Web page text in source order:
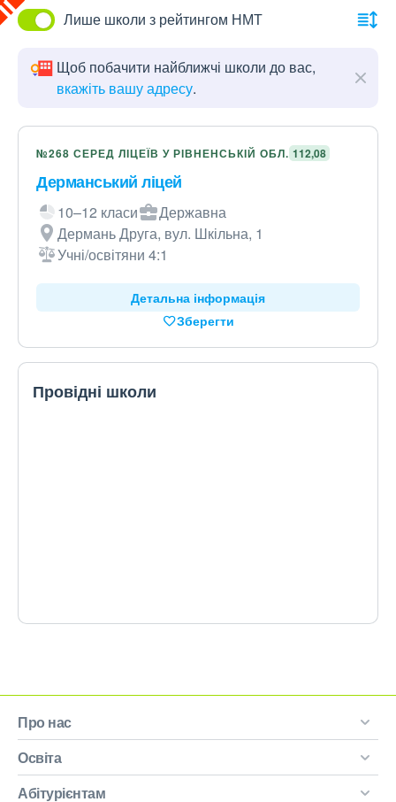
Лише школи з рейтингом НМТ
Щоб побачити найближчі школи до вас,
вкажіть вашу адресу.
№268 СЕРЕД ЛІЦЕЇВ У РІВНЕНСЬКІЙ ОБЛ. 112,08
Дерманський ліцей
10–12 класи
Державна
Дермань Друга, вул. Шкільна, 1
Учні/освітяни 4:1
Детальна інформація
Зберегти
Провідні школи
Про нас
Освіта
Абітурієнтам